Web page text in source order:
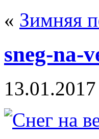
« Зимняя
sneg-na-